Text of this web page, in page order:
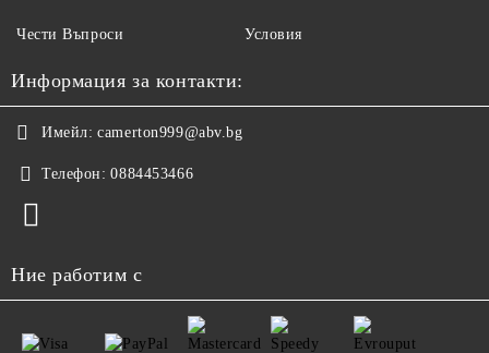
Чести Въпроси Условия
Информация за контакти:
Имейл: camerton999@abv.bg
Телефон: 0884453466
Ние работим с